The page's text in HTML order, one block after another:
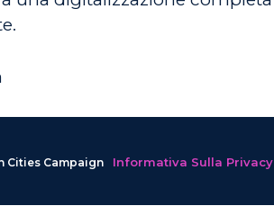
Cities Campaign Informativa Sulla Privacy